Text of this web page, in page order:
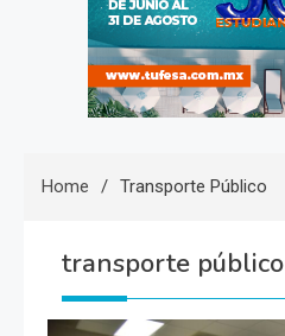
Home Transporte Público
transporte público